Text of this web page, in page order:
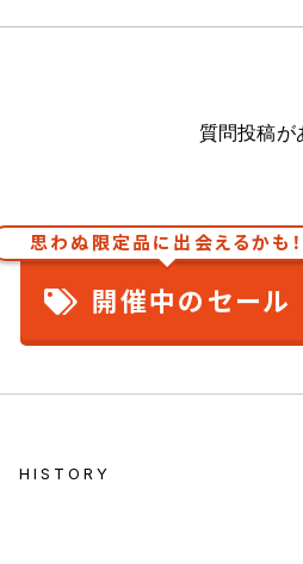
質問投稿が
思わぬ限定品に出会えるかも！
開催中のセール
HISTORY